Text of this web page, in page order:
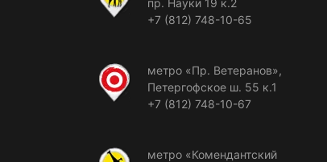
+7 (812) 748-10-65
метро «Пр. Ветеранов»,
Петергофское ш. 55 к.1
+7 (812) 748-10-67
метро «Комендантский